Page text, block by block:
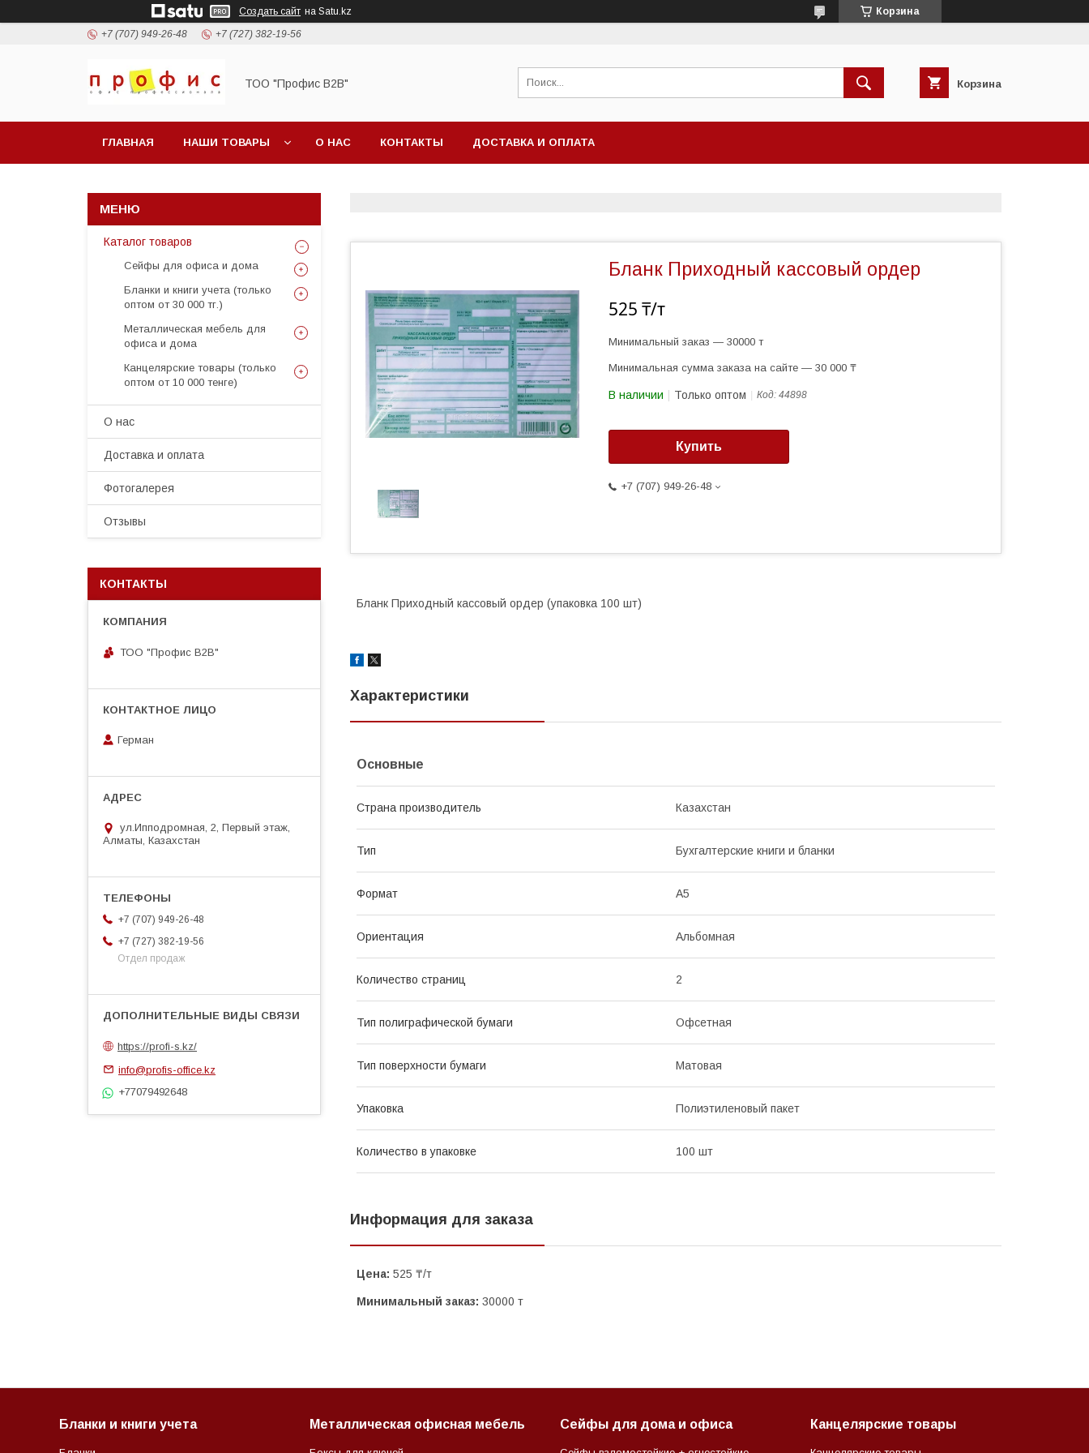
Создать сайт на Satu.kz Корзина
+7 (707) 949-26-48 +7 (727) 382-19-56
ТОО "Профис В2В" Корзина
ГЛАВНАЯ НАШИ ТОВАРЫ О НАС КОНТАКТЫ ДОСТАВКА И ОПЛАТА
Бланк Приходный кассовый ордер
525 ₸/т
Минимальный заказ — 30000 т
Минимальная сумма заказа на сайте — 30 000 ₸
В наличии Только оптом Код: 44898
Купить
+7 (707) 949-26-48
Бланк Приходный кассовый ордер (упаковка 100 шт)
Характеристики
Основные
Страна производитель Казахстан
Тип Бухгалтерские книги и бланки
Формат A5
Ориентация Альбомная
Количество страниц 2
Тип полиграфической бумаги Офсетная
Тип поверхности бумаги Матовая
Упаковка Полиэтиленовый пакет
Количество в упаковке 100 шт
Информация для заказа
Цена: 525 ₸/т
Минимальный заказ: 30000 т
Каталог товаров
Сейфы для офиса и дома
Бланки и книги учета (только
оптом от 30 000 тг.)
Металлическая мебель для
офиса и дома
Канцелярские товары (только
оптом от 10 000 тенге)
О нас
Доставка и оплата
Фотогалерея
Отзывы
КОНТАКТЫ
ТОО "Профис В2В"
Герман
ул.Ипподромная, 2, Первый этаж,
Алматы, Казахстан
+7 (707) 949-26-48
+7 (727) 382-19-56
Отдел продаж
https://profi-s.kz/
info@profis-office.kz
+77079492648
Бланки и книги учета Металлическая офисная мебель Сейфы для дома и офиса Канцелярские товары